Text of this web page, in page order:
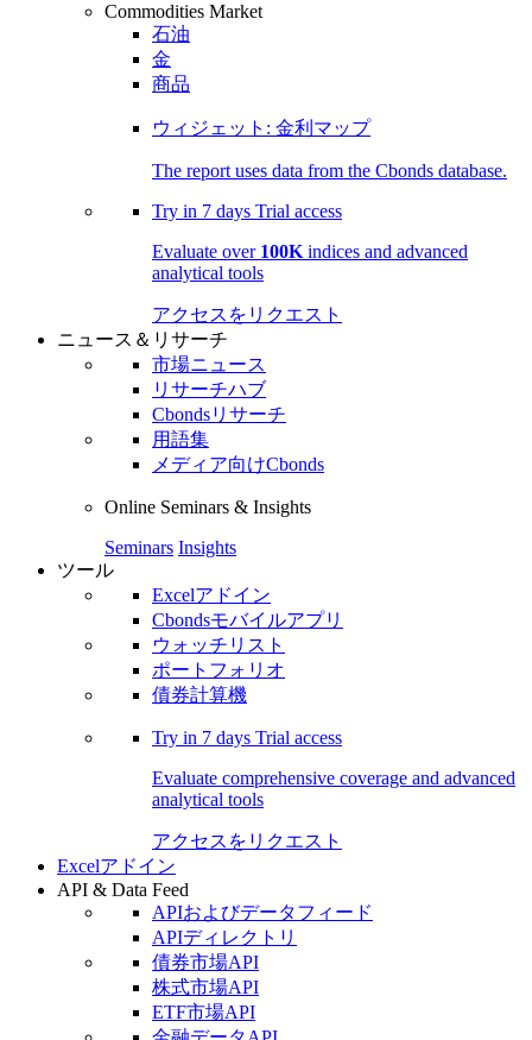
Commodities Market
石油
金
商品
ウィジェット: 金利マップ
The report uses data from the Cbonds database.
Try in 7 days Trial access
Evaluate over 100K indices and advanced
analytical tools
アクセスをリクエスト
ニュース＆リサーチ
市場ニュース
リサーチハブ
Cbondsリサーチ
用語集
メディア向けCbonds
Online Seminars & Insights
Seminars Insights
ツール
Excelアドイン
Cbondsモバイルアプリ
ウォッチリスト
ポートフォリオ
債券計算機
Try in 7 days Trial access
Evaluate comprehensive coverage and advanced
analytical tools
アクセスをリクエスト
Excelアドイン
API & Data Feed
APIおよびデータフィード
APIディレクトリ
債券市場API
株式市場API
ETF市場API